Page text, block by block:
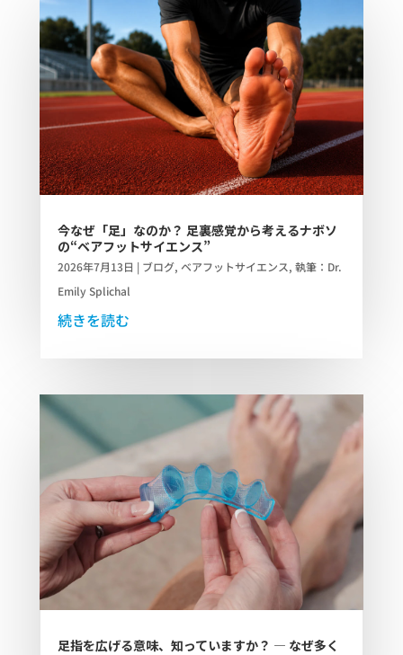
今なぜ「足」なのか？ 足裏感覚から考えるナボソ
の“ベアフットサイエンス”
2026年7月13日 | ブログ, ベアフットサイエンス, 執筆：Dr.
Emily Splichal
続きを読む
足指を広げる意味、知っていますか？ ― なぜ多く